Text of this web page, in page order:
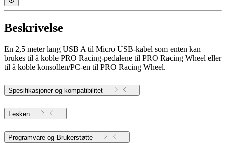
Beskrivelse
En 2,5 meter lang USB A til Micro USB-kabel som enten kan
brukes til å koble PRO Racing-pedalene til PRO Racing Wheel eller
til å koble konsollen/PC-en til PRO Racing Wheel.
Spesifikasjoner og kompatibilitet
I esken
Programvare og Brukerstøtte